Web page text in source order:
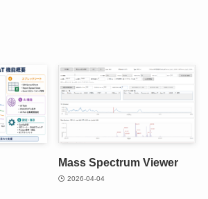
Mass Spectrum Viewer
2026-04-04